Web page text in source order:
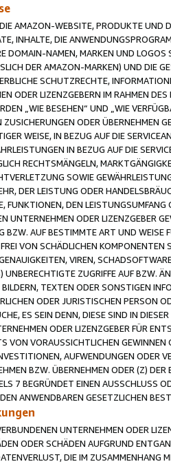
AMAZON-WEBSITE, PRODUKTE UND
INHALTE, DIE
DOMAIN-NAMEN, MARKEN UND
DER AMAZON-MARKEN) UND DIE
SCHUTZRECHTE,
ODER LIZENZGEBERN IM RAHMEN
„WIE BESEHEN“ UND „WIE
ZUSICHERUNGEN ODER ÜBERNEHMEN
WEISE, IN BEZUG AUF DIE
IN BEZUG AUF DIE
RECHTSMÄNGELN,
SOWIE
DER LEISTUNG ODER
FUNKTIONEN, DEN
UNTERNEHMEN ODER LIZENZGEBER
BZW. AUF BESTIMMTE ART UND
FREI VON SCHÄDLICHEN
VIREN,
ZUGRIFFE AUF BZW.
TEXTEN ODER SONSTIGEN
ODER JURISTISCHEN PERSON
ES SEIN DENN, DIESE SIND IN
ODER LIZENZGEBER FÜR
VON VORAUSSICHTLICHEN
AUFWENDUNGEN ODER
BZW. ÜBERNEHMEN ODER (Z)
7 BEGRÜNDET EINEN AUSSCHLUSS
ANWENDBAREN GESETZLICHEN
UNTERNEHMEN ODER
ODER SCHÄDEN AUFGRUND
DIE IM ZUSAMMENHANG